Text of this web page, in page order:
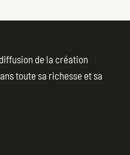
de la création
toute sa richesse et sa